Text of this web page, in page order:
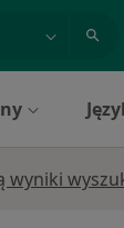
wyniki